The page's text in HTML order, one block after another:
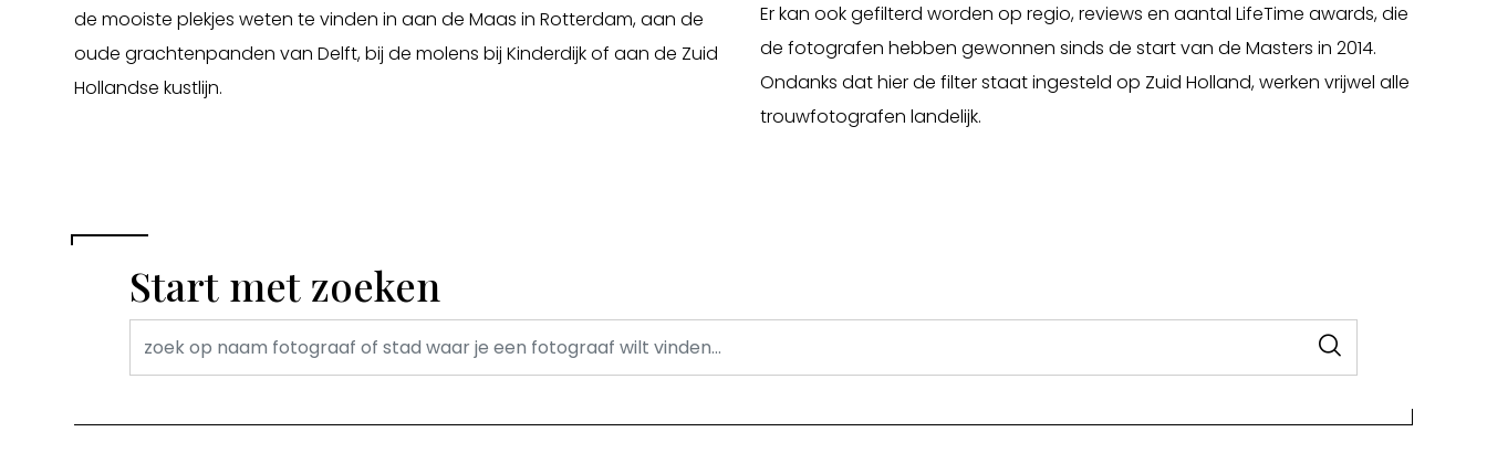
de mooiste plekjes weten te vinden in aan de Maas in Rotterdam, aan de
oude grachtenpanden van Delft, bij de molens bij Kinderdijk of aan de Zuid
Hollandse kustlijn.
Er kan ook gefilterd worden op regio, reviews en aantal LifeTime awards, die
de fotografen hebben gewonnen sinds de start van de Masters in 2014.
Ondanks dat hier de filter staat ingesteld op Zuid Holland, werken vrijwel alle
trouwfotografen landelijk.
Start met zoeken